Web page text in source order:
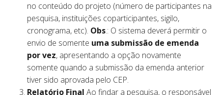
no conteúdo do projeto (número de participantes na
pesquisa, instituições coparticipantes, sigilo,
cronograma, etc). Obs.: O sistema deverá permitir o
envio de somente uma submissão de emenda
por vez, apresentando a opção novamente
somente quando a submissão da emenda anterior
tiver sido aprovada pelo CEP.
Relatório Final Ao findar a pesquisa, o responsável